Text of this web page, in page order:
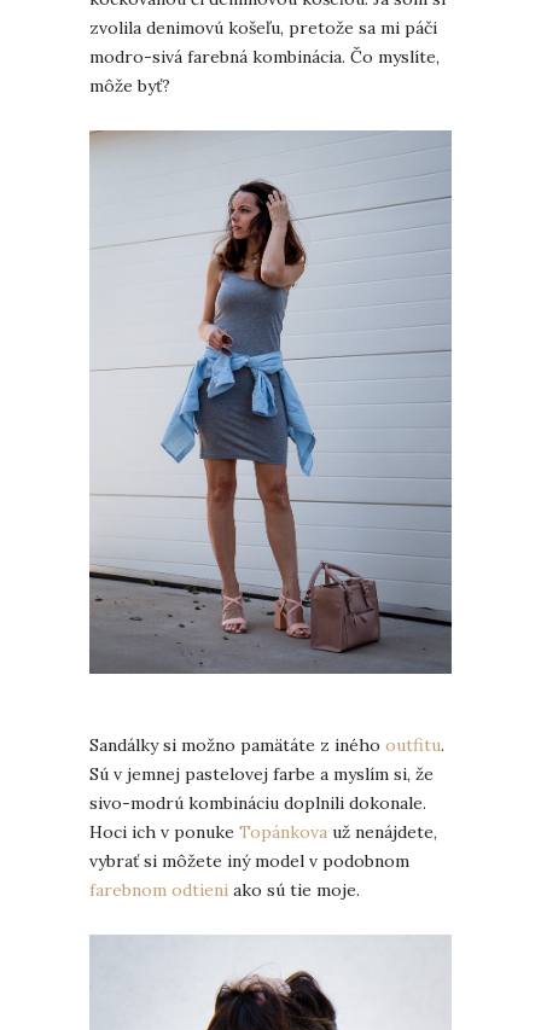
zvolila denimovú košeľu, pretože sa mi páči
modro-sivá farebná kombinácia. Čo myslíte,
môže byť?
Sandálky si možno pamätáte z iného outfitu.
Sú v jemnej pastelovej farbe a myslím si, že
sivo-modrú kombináciu doplnili dokonale.
Hoci ich v ponuke Topánkova už nenájdete,
vybrať si môžete iný model v podobnom
farebnom odtieni ako sú tie moje.